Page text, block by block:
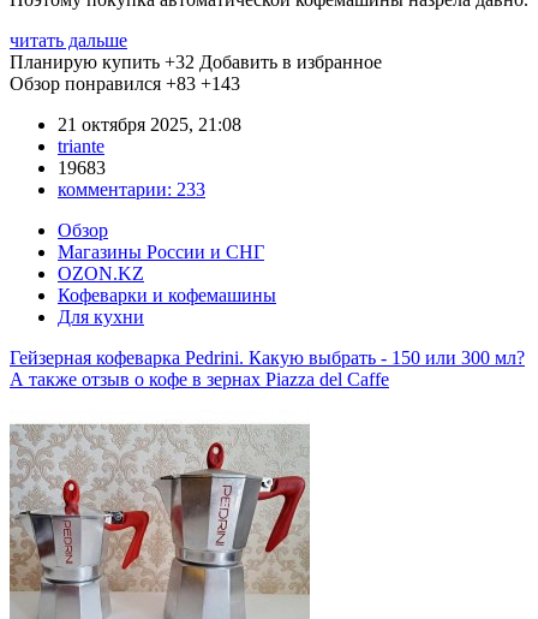
читать дальше
Планирую купить +32 Добавить в избранное
Обзор понравился +83 +143
21 октября 2025, 21:08
triante
19683
комментарии: 233
Обзор
Магазины России и СНГ
OZON.KZ
Кофеварки и кофемашины
Для кухни
Гейзерная кофеварка Pedrini. Какую выбрать - 150 или 300 мл?
А также отзыв о кофе в зернах Piazza del Caffe